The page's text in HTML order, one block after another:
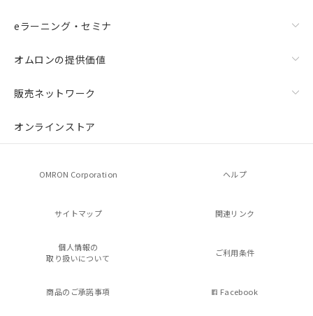
eラーニング・セミナ
オムロンの提供価値
販売ネットワーク
オンラインストア
OMRON Corporation ヘルプ
サイトマップ 関連リンク
個人情報の
取り扱いについて
ご利用条件
商品のご承諾事項 Facebook